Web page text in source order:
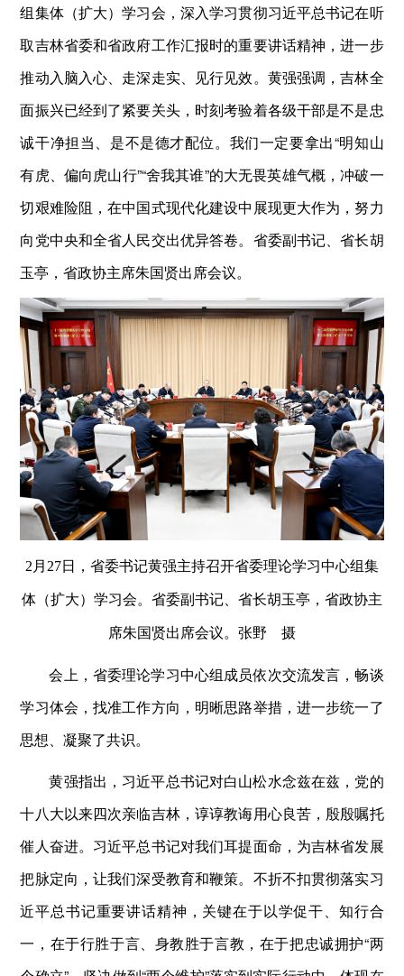
组集体（扩大）学习会，深入学习贯彻习近平总书记在听
取吉林省委和省政府工作汇报时的重要讲话精神，进一步
推动入脑入心、走深走实、见行见效。黄强强调，吉林全
面振兴已经到了紧要关头，时刻考验着各级干部是不是忠
诚干净担当、是不是德才配位。我们一定要拿出“明知山
有虎、偏向虎山行”“舍我其谁”的大无畏英雄气概，冲破一
切艰难险阻，在中国式现代化建设中展现更大作为，努力
向党中央和全省人民交出优异答卷。省委副书记、省长胡
玉亭，省政协主席朱国贤出席会议。
2月27日，省委书记黄强主持召开省委理论学习中心组集
体（扩大）学习会。省委副书记、省长胡玉亭，省政协主
席朱国贤出席会议。张野 摄
会上，省委理论学习中心组成员依次交流发言，畅谈
学习体会，找准工作方向，明晰思路举措，进一步统一了
思想、凝聚了共识。
黄强指出，习近平总书记对白山松水念兹在兹，党的
十八大以来四次亲临吉林，谆谆教诲用心良苦，殷殷嘱托
催人奋进。习近平总书记对我们耳提面命，为吉林省发展
把脉定向，让我们深受教育和鞭策。不折不扣贯彻落实习
近平总书记重要讲话精神，关键在于以学促干、知行合
一，在于行胜于言、身教胜于言教，在于把忠诚拥护“两